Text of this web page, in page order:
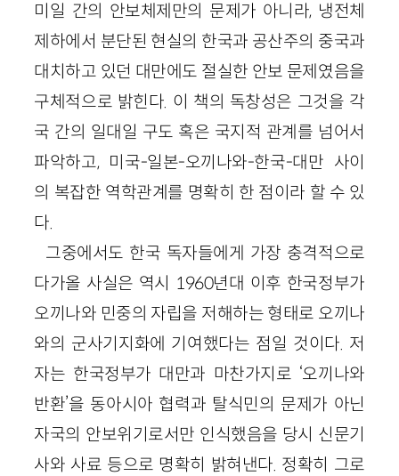
미일 간의 안보체제만의 문제가 아니라, 냉전체
제하에서 분단된 현실의 한국과 공산주의 중국과
대치하고 있던 대만에도 절실한 안보 문제였음을
구체적으로 밝힌다. 이 책의 독창성은 그것을 각
국 간의 일대일 구도 혹은 국지적 관계를 넘어서
파악하고, 미국-일본-오끼나와-한국-대만 사이
의 복잡한 역학관계를 명확히 한 점이라 할 수 있
다.
그중에서도 한국 독자들에게 가장 충격적으로
다가올 사실은 역시 1960년대 이후 한국정부가
오끼나와 민중의 자립을 저해하는 형태로 오끼나
와의 군사기지화에 기여했다는 점일 것이다. 저
자는 한국정부가 대만과 마찬가지로 ‘오끼나와
반환’을 동아시아 협력과 탈식민의 문제가 아닌
자국의 안보위기로서만 인식했음을 당시 신문기
사와 사료 등으로 명확히 밝혀낸다. 정확히 그로